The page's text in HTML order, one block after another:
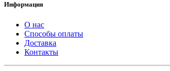
Информация
О нас
Способы оплаты
Доставка
Контакты